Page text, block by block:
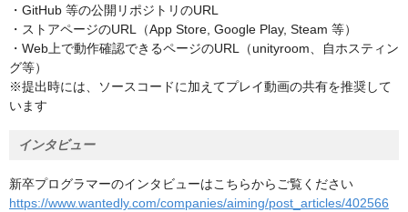
・GitHub 等の公開リポジトリのURL
・ストアページのURL（App Store, Google Play, Steam 等）
・Web上で動作確認できるページのURL（unityroom、自ホスティン
グ等）
※提出時には、ソースコードに加えてプレイ動画の共有を推奨して
います
インタビュー
新卒プログラマーのインタビューはこちらからご覧ください
https://www.wantedly.com/companies/aiming/post_articles/402566